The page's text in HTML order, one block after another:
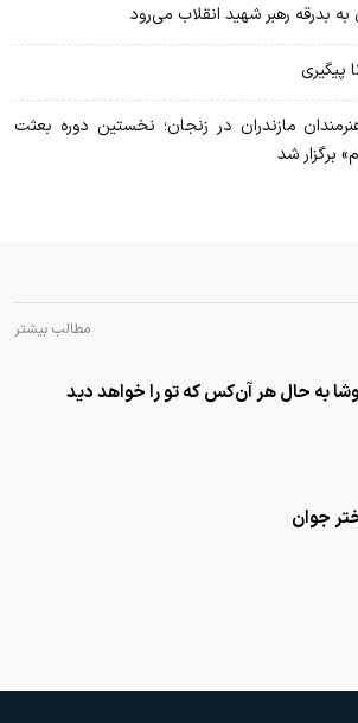
بدرقه رهبر شهید انقلاب می‌رود
پیگیری
مازندران در زنجان؛ نخستین دوره بعثت
برگزار شد
مطالب بیشتر
به حال هر آن‌کس که تو را خواهد دید
جوان